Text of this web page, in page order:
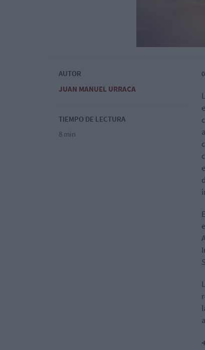
AUTOR
JUAN MANUEL URRACA
TIEMPO DE LECTURA
8 min